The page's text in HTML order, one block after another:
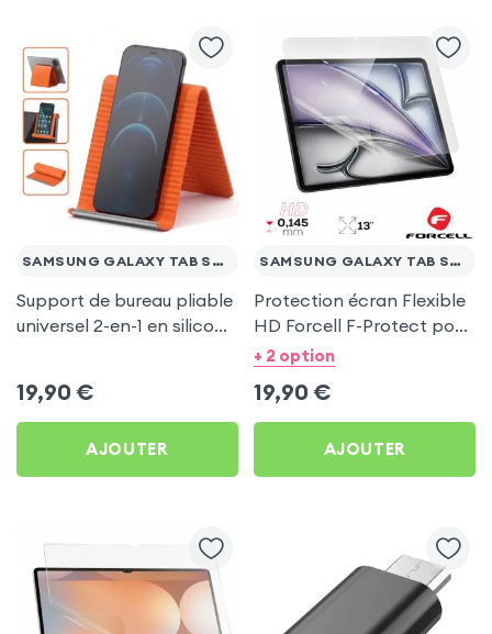
SAMSUNG GALAXY TAB S2 9.7
Support de bureau pliable
universel 2-en-1 en silicone
19,90 €
AJOUTER
SAMSUNG GALAXY TAB S2 9.7
Protection écran Flexible
HD Forcell F-Protect pour
Samsung Galaxy Tab S2
+ 2 option
19,90 €
AJOUTER